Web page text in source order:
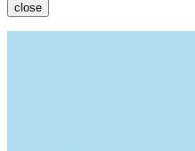
close